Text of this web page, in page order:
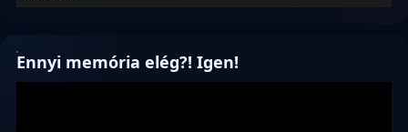
Ennyi memória elég?! Igen!